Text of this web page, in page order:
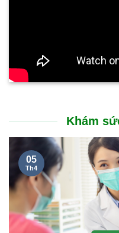
Khám
05
Th4